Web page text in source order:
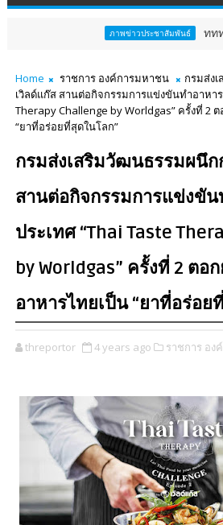
ภาพข่าวประชาสัมพันธ์ ททท. ชวนสัมผัสพ
Home ราชการ องค์การมหาชน
กรมส่ง
เวิลด์แก๊ส สานต่อกิจกรรมการแข่งขันทำอาหาร
Therapy Challenge by Worldgas” ครั้งที่ 2
“ยาที่อร่อยที่สุดในโลก”
กรมส่งเสริมวัฒนธรรมผนึก
สานต่อกิจกรรมการแข่งขั
ประเทศ “Thai Taste
by Worldgas” ครั้งที่ 2 ตอ
อาหารไทยเป็น “ยาที่อร่อย
threportor 4 years ago ราชการ อง